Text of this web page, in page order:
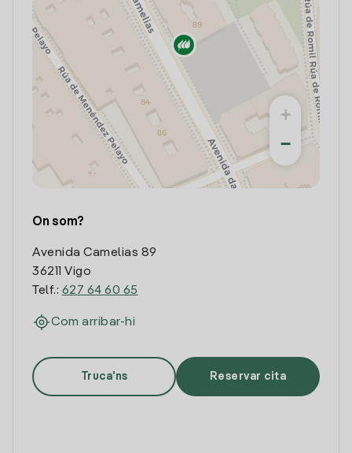
+
−
On som?
Avenida Camelias 89
36211 Vigo
Telf.: 627 64 60 65
Com arribar-hi
Truca'ns Reservar cita